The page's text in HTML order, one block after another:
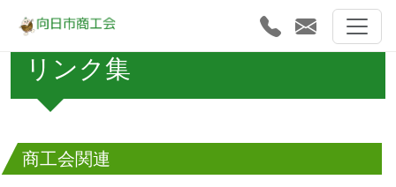
リンク集
商工会関連